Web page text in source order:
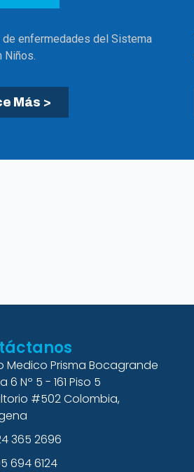
de enfermedades del Sistema
Niños.
Más >
Medico Prisma Bocagrande
6 Nº 5 - 161 Piso 5
#502 Colombia,
365 2696
694 6124